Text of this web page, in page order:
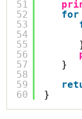
51
52
53
54
55
56
57
58
59
60
for
}
}